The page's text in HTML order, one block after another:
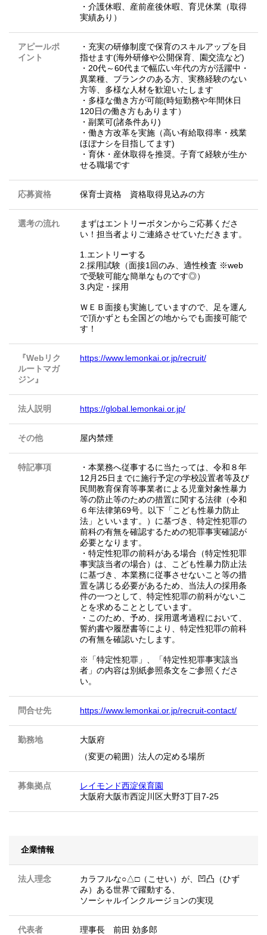
・介護休暇、産前産後休暇、育児休業（取得
実績あり）
アピールポ
イント
・充実の研修制度で保育のスキルアップを目
指せます(海外研修や公開保育、園交流など)
・20代～60代まで幅広い年代の方が活躍中・
異業種、ブランクのある方、実務経験のない
方等、多様な人材を歓迎いたします
・多様な働き方が可能(時短勤務や年間休日
120日の働き方もあります）
・副業可(諸条件あり)
・働き方改革を実施（高い有給取得率・残業
ほぼナシを目指してます)
・育休・産休取得を推奨。子育て経験が生か
せる職場です
応募資格 保育士資格 資格取得見込みの方
選考の流れ
まずはエントリーボタンからご応募くださ
い！担当者よりご連絡させていただきます。
1.エントリーする
2.採用試験（面接1回のみ、適性検査 ※web
で受験可能な簡単なものです◎）
3.内定・採用
ＷＥＢ面接も実施していますので、足を運ん
で頂かずとも全国どの地からでも面接可能で
す！
『Webリク
ルートマガ
ジン』
https://www.lemonkai.or.jp/recruit/
法人説明 https://global.lemonkai.or.jp/
その他 屋内禁煙
特記事項
・本業務へ従事するに当たっては、令和８年
12月25日までに施行予定の学校設置者等及び
民間教育保育等事業者による児童対象性暴力
等の防止等のための措置に関する法律（令和
６年法律第69号。以下「こども性暴力防止
法」といいます。）に基づき、特定性犯罪の
前科の有無を確認するための犯罪事実確認が
必要となります。
・特定性犯罪の前科がある場合（特定性犯罪
事実該当者の場合）は、こども性暴力防止法
に基づき、本業務に従事させないこと等の措
置を講じる必要があるため、当法人の採用条
件の一つとして、特定性犯罪の前科がないこ
とを求めることとしています。
・このため、予め、採用選考過程において、
誓約書や履歴書等により、特定性犯罪の前科
の有無を確認いたします。
※「特定性犯罪」、「特定性犯罪事実該当
者」の内容は別紙参照条文をご参照くださ
い。
問合せ先 https://www.lemonkai.or.jp/recruit-contact/
勤務地
大阪府
（変更の範囲）法人の定める場所
募集拠点
レイモンド西淀保育園
大阪府大阪市西淀川区大野3丁目7-25
企業情報
法人理念
カラフルな○△□（こせい）が、凹凸（ひず
み）ある世界で躍動する、
ソーシャルインクルージョンの実現
代表者 理事長 前田 効多郎